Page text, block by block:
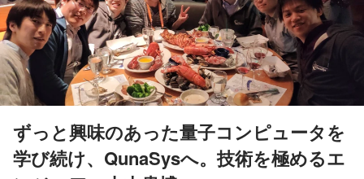
ずっと興味のあった量子コンピュータを
学び続け、QunaSysへ。技術を極めるエ